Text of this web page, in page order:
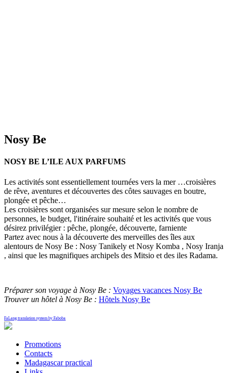
Nosy Be
NOSY BE L’ILE AUX PARFUMS
Les activités sont essentiellement tournées vers la mer …croisières
de rêve, aventures et découvertes des côtes sauvages en boutre,
plongée et pêche…
Les croisières sont organisées sur mesure selon le nombre de
personnes, le budget, l'itinéraire souhaité et les activités que vous
désirez privilégier : pêche, plongée, découverte, farniente
Partez avec nous à la découverte des merveilles des îles aux
alentours de Nosy Be : Nosy Tanikely et Nosy Komba , Nosy Iranja
, ainsi que les magnifiques archipels des Mitsio et des iles Radama.
Préparer son voyage à Nosy Be : Voyages vacances Nosy Be
Trouver un hôtel à Nosy Be : Hôtels Nosy Be
FaLang translation system by Faboba
Promotions
Contacts
Madagascar practical